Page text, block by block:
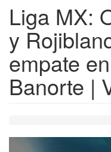
Liga MX:
y
empate
Banorte |